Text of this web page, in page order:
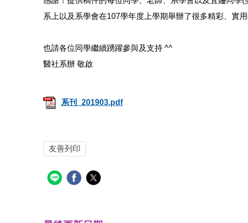
系上以及系學會在107學年度上學期舉辦了很多精彩、實
也請各位同學繼續踴躍參與及支持 ^^
醫社系辦 敬啟
系刊_201903.pdf
友善列印